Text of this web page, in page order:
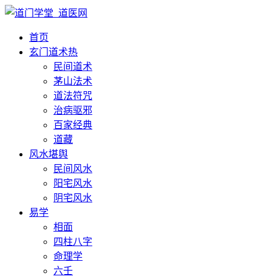
首页
玄门道术热
民间道术
茅山法术
道法符咒
治病驱邪
百家经典
道藏
风水堪舆
民间风水
阳宅风水
阴宅风水
易学
相面
四柱八字
命理学
六壬